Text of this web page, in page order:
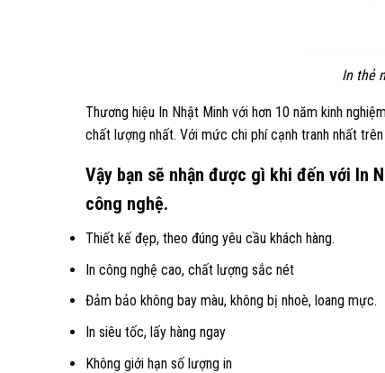
In thẻ
Thương hiệu In Nhật Minh với hơn 10 năm kinh
chất lượng nhất. Với mức chi phí cạnh tranh nhất
Vậy bạn sẽ nhận được gì khi đến với In
công nghệ.
Thiết kế đẹp, theo đúng yêu cầu khách hàng.
In công nghệ cao, chất lượng sắc nét
Đảm bảo không bay màu, không bị nhoè, loang mực.
In siêu tốc, lấy hàng ngay
Không giới hạn số lượng in